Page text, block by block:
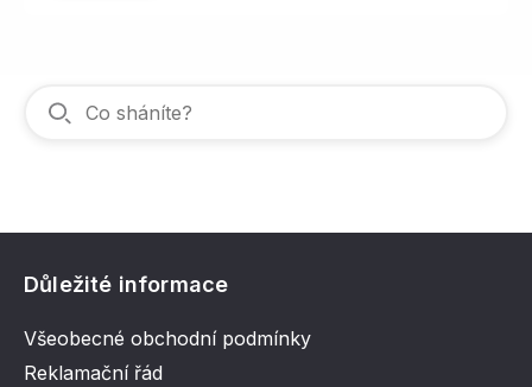
Důležité informace
Všeobecné obchodní podmínky
Reklamační řád